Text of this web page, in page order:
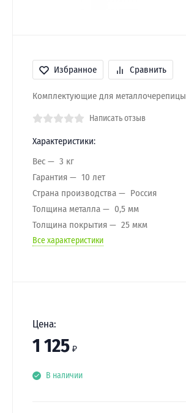
Избранное Сравнить
Комплектующие для металлочерепицы
Написать отзыв
Характеристики:
Вес
3 кг
Гарантия
10 лет
Страна производства
Россия
Толщина металла
0,5 мм
Толщина покрытия
25 мкм
Все характеристики
Цена:
1 125 ₽
В наличии